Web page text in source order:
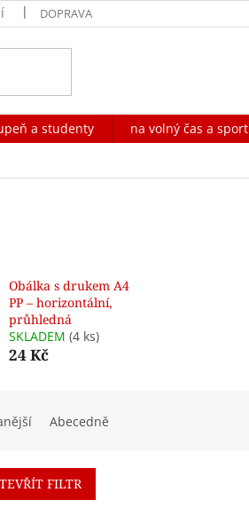
DOPRAVA
a studenty na volný čas a sport
Obálka s drukem A4
PP – horizontální,
průhledná
SKLADEM (4 ks)
24 Kč
Abecedně
FILTR